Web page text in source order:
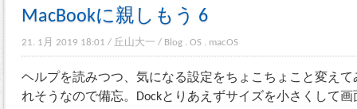
MacBookに親しもう 6
21. 1月 2019 18:01 / 丘山大一 / Blog . OS . macOS
ヘルプを読みつつ、気になる設定をちょこちょこと変え
れそうなので備忘。Dockとりあえずサイズを小さくして